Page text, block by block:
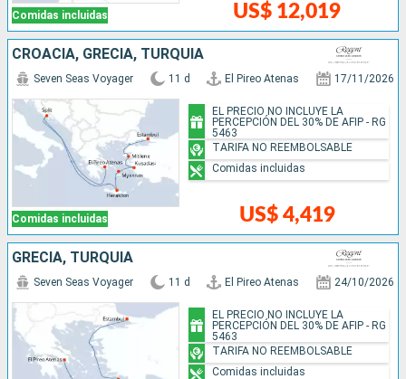
Comidas incluidas US$ 12,019
CROACIA, GRECIA, TURQUÍA
Comidas incluidas
Seven Seas Voyager 11 d El Pireo Atenas 17/11/2026
US$ 4,419
EL PRECIO NO INCLUYE LA
PERCEPCIÓN DEL 30% DE AFIP - RG
5463
TARIFA NO REEMBOLSABLE
Comidas incluidas
GRECIA, TURQUÍA
Seven Seas Voyager 11 d El Pireo Atenas 24/10/2026
EL PRECIO NO INCLUYE LA
PERCEPCIÓN DEL 30% DE AFIP - RG
5463
TARIFA NO REEMBOLSABLE
Comidas incluidas